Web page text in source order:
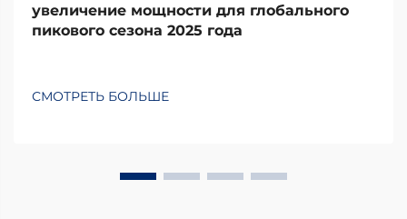
увеличение мощности для глобального
пикового сезона 2025 года
СМОТРЕТЬ БОЛЬШЕ